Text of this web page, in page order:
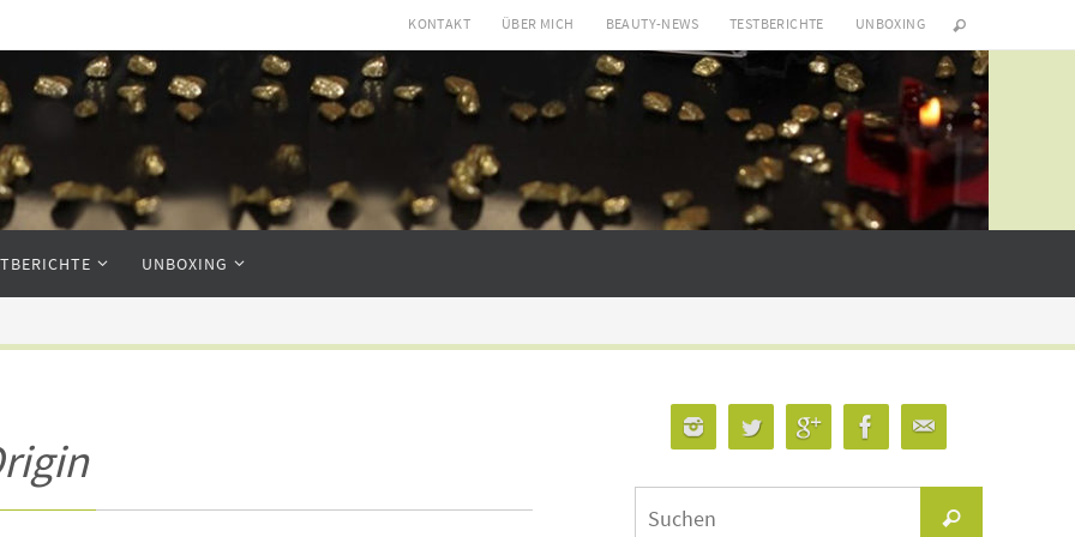
KONTAKT ÜBER MICH BEAUTY-NEWS TESTBERICHTE UNBOXING
UNBOXING
Suchen